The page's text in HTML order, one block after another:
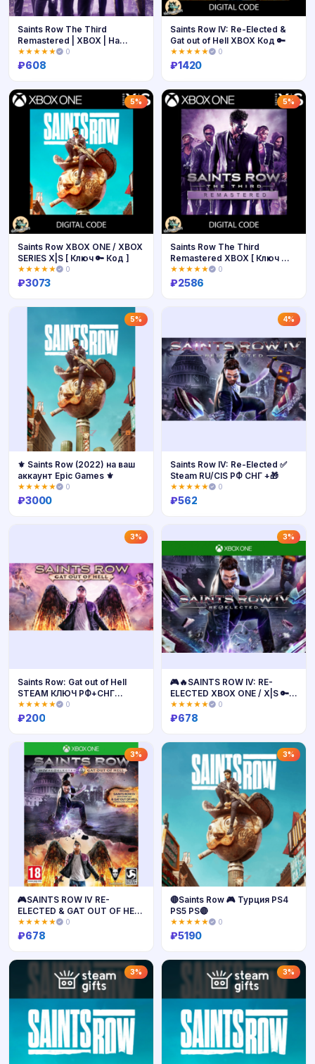
Купить
Saints Row The Third
Remastered | XBOX | На
любой аккаунт
★★★★★ 0
₽608
Купить
Saints Row IV: Re-Elected &
Gat out of Hell XBOX Код 🔑
★★★★★ 0
₽1420
5%
Saints Row XBOX ONE / XBOX
SERIES X|S [ Ключ 🔑 Код ]
★★★★★ 0
₽3073
5%
Saints Row The Third
Remastered XBOX [ Ключ 🔑
Код ]
★★★★★ 0
₽2586
5%
⚜️ Saints Row (2022) на ваш
аккаунт Epic Games ⚜️
★★★★★ 0
₽3000
4%
Saints Row IV: Re-Elected ✅
Steam RU/CIS РФ СНГ +🎁
★★★★★ 0
₽562
3%
Купить
Saints Row: Gat out of Hell
STEAM КЛЮЧ РФ+СНГ
РУССКИЙ ЯЗЫК
★★★★★ 0
₽200
3%
Купить
🎮🔥SAINTS ROW IV: RE-
ELECTED XBOX ONE / X|S 🔑
КЛЮЧ🔥
★★★★★ 0
₽678
3%
Купить
🎮SAINTS ROW IV RE-
ELECTED & GAT OUT OF HELL
XBOX🔑КЛЮЧ
★★★★★ 0
₽678
3%
Купить
🔴Saints Row 🎮 Турция PS4
PS5 PS🔴
★★★★★ 0
₽5190
3% 3%